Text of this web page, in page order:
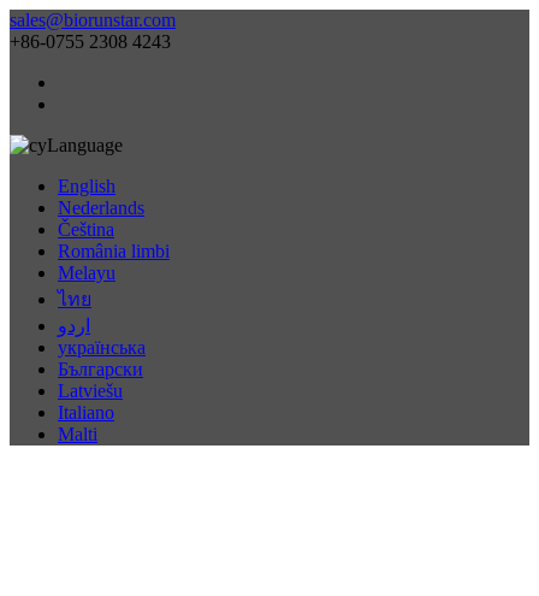
sales@biorunstar.com
+86-0755 2308 4243
Language
English
Nederlands
Čeština
România limbi
Melayu
ไทย
اردو
українська
Български
Latviešu
Italiano
Malti